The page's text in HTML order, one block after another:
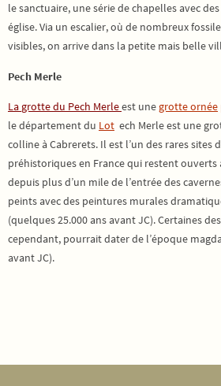
le sanctuaire, une série de chapelles avec
église. Via un escalier, où de nombreux
visibles, on arrive dans la petite mais belle
Pech Merle
La grotte du Pech Merleest une grotte ornée
le département du Lot ech Merle est une
colline à Cabrerets. Il est l’un des rares sites
préhistoriques en France qui restent
depuis plus d’un mile de l’entrée des
peints avec des peintures murales
(quelques 25.000 ans avant JC). Certaines
cependant, pourrait dater de l’époque
avant JC).